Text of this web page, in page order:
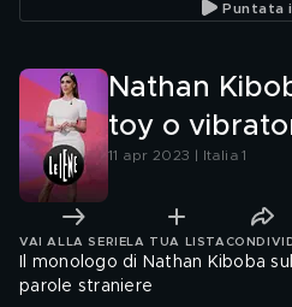
Puntata
Nathan
toy o
11 apr 2023 | Italia 1
VAI ALLA SERIE LA TUA LISTA
Il monologo di Nathan Kiboba
parole straniere